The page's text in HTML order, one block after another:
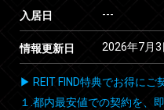
入居日 ---
情報更新日 2026年7月3
▶ REIT FIND特典でお得にご
１.都内最安値での契約を、